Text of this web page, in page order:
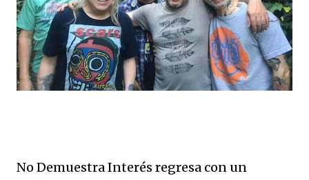
nuevo. 10 meses internado: graba Exultante, su disco
100% hospitalario con tablet, guitarra y susurros a las 2
AM. Octubre 2025: sale el álbum. HOY, 6/11, 21 hs: La
Trastienda. Su primer show SOLISTA en DOS AÑOS.
“Quiero celebrar que estoy vivo, no presentar un disco
que ya todos escucharon”, tira Carca en el living de
No Demuestra Interés regresa con un